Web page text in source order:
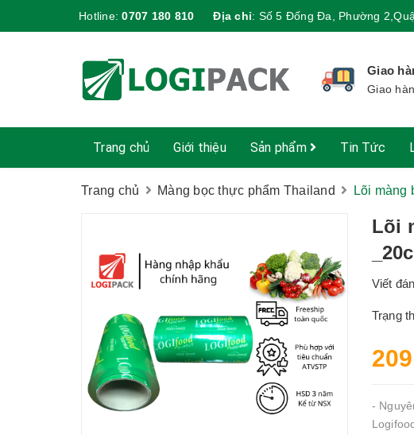
Hotline:0707 180 810 Địa chỉ: Số 5 Đống Đa, Phường
Giao
Giao
Trang chủ Giới thiệu Sản phẩm Tin Tức
Trang chủ Màng bọc thực phẩm Thailand Lõi màng
Lõi
Viết
Trạng
-